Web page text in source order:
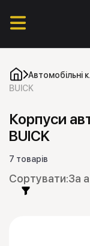
Автомобільні
BUICK
Корпуси
BUICK
7 товарів
За